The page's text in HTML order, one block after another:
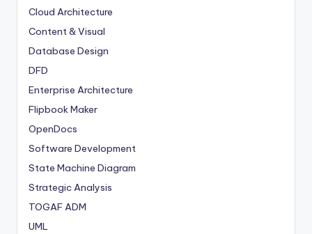
Cloud Architecture
Content & Visual
Database Design
DFD
Enterprise Architecture
Flipbook Maker
OpenDocs
Software Development
State Machine Diagram
Strategic Analysis
TOGAF ADM
UML